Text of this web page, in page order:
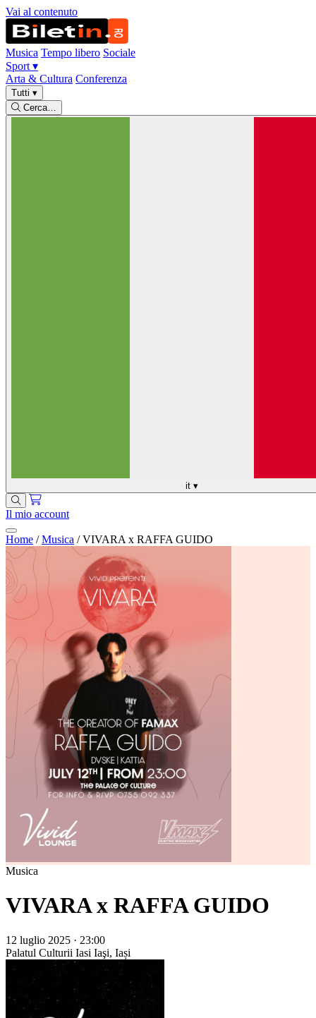
Vai al contenuto
Musica Tempo libero Sociale
Sport ▾
Arta & Cultura Conferenza
Tutti ▾
Cerca…
it ▾
Il mio account
Home / Musica / VIVARA x RAFFA GUIDO
Musica
VIVARA x RAFFA GUIDO
12 luglio 2025 · 23:00
Palatul Culturii Iasi Iaşi, Iași